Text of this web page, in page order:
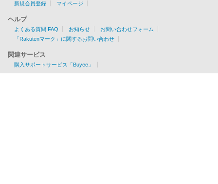
新規会員登録 マイページ
ヘルプ
よくある質問 FAQ お知らせ
お問い合わせフォーム
「Rakutenマーク」に関するお問い合わせ
関連サービス
購入サポートサービス「Buyee」